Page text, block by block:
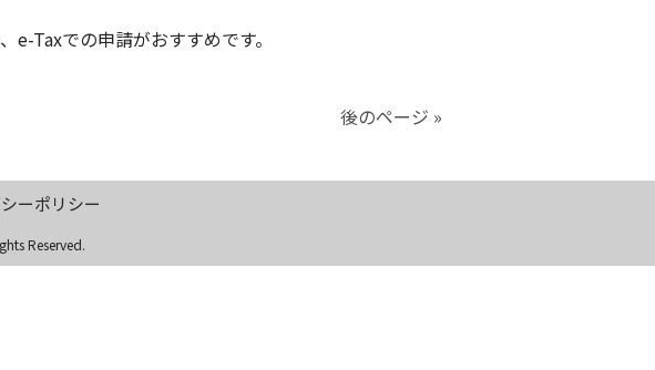
Taxでの申請がおすすめです。
後のページ »
ーポリシー
Reserved.